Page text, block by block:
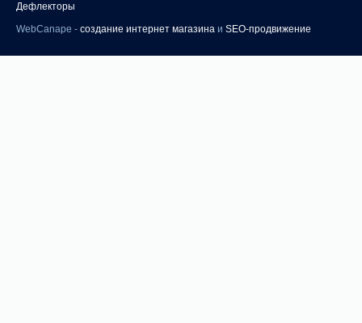
Дефлекторы
WebCanape - создание интернет магазина и SEO-продвижение